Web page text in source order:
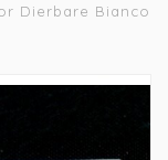
Dierbare Bianco